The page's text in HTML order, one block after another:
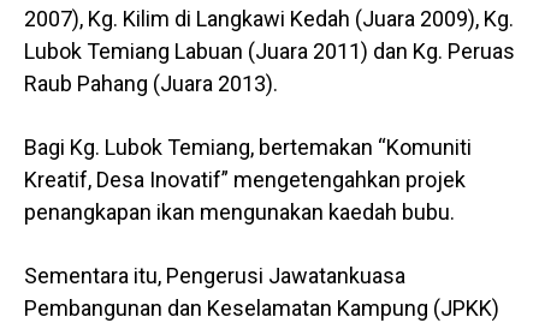
2007), Kg. Kilim di Langkawi Kedah (Juara 2009), Kg.
Lubok Temiang Labuan (Juara 2011) dan Kg. Peruas
Raub Pahang (Juara 2013).
Bagi Kg. Lubok Temiang, bertemakan “Komuniti
Kreatif, Desa Inovatif” mengetengahkan projek
penangkapan ikan mengunakan kaedah bubu.
Sementara itu, Pengerusi Jawatankuasa
Pembangunan dan Keselamatan Kampung (JPKK)